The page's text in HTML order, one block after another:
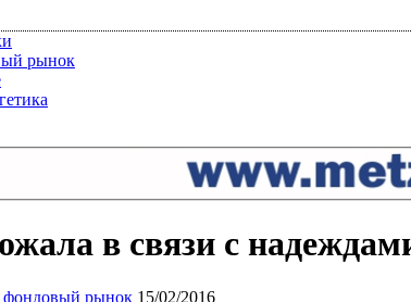
рынок
в связи с
фондовый рынок 15/02/2016